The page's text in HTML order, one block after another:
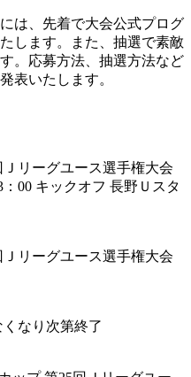
は、先着で大会公式プログ
します。また、抽選で素敵
。応募方法、抽選方法など
表いたします。
リーグユース選手権大会
00 キックオフ 長野Ｕスタ
リーグユース選手権大会
なり次第終了